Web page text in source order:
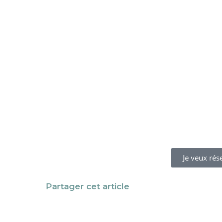
Je veux
Partager cet article